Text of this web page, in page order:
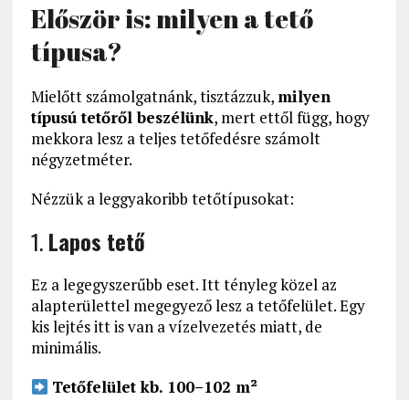
Először is: milyen a tető
típusa?
Mielőtt számolgatnánk, tisztázzuk, milyen
típusú tetőről beszélünk, mert ettől függ, hogy
mekkora lesz a teljes tetőfedésre számolt
négyzetméter.
Nézzük a leggyakoribb tetőtípusokat:
1.Lapos tető
Ez a legegyszerűbb eset. Itt tényleg közel az
alapterülettel megegyező lesz a tetőfelület. Egy
kis lejtés itt is van a vízelvezetés miatt, de
minimális.
Tetőfelület kb. 100–102 m²